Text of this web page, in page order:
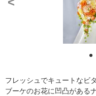
フレッシュでキュートなビ
ブーケのお花に凹凸がある